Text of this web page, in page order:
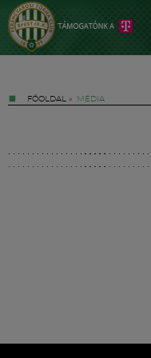
FŐOLDAL » MÉDIA